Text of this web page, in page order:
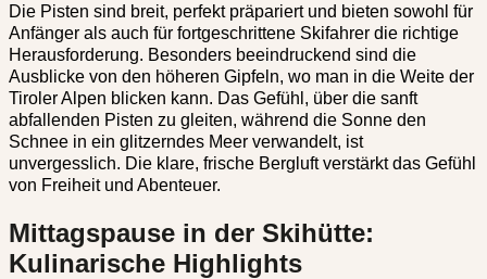
Die Pisten sind breit, perfekt präpariert und bieten sowohl für
Anfänger als auch für fortgeschrittene Skifahrer die richtige
Herausforderung. Besonders beeindruckend sind die
Ausblicke von den höheren Gipfeln, wo man in die Weite der
Tiroler Alpen blicken kann. Das Gefühl, über die sanft
abfallenden Pisten zu gleiten, während die Sonne den
Schnee in ein glitzerndes Meer verwandelt, ist
unvergesslich. Die klare, frische Bergluft verstärkt das Gefühl
von Freiheit und Abenteuer.
Mittagspause in der Skihütte:
Kulinarische Highlights